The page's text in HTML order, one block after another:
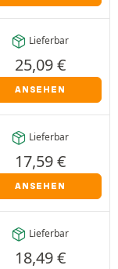
Lieferbar
25,09€
ANSEHEN
Lieferbar
17,59€
ANSEHEN
Lieferbar
18,49€